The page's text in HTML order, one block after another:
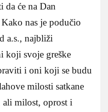
da će na Dan
nas je podučio
a.s., najbliži
koji svoje greške
i oni koji se budu
milosti satkane
ali milost, oprost i